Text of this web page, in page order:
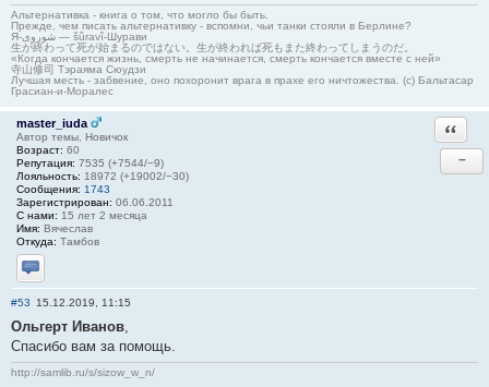
Альтернативка - книга о том, что могло бы быть.
Прежде, чем писать альтернативку - вспомни, чьи танки стояли в Берлине?
Я-شوروی — šûravî-Шурави
生が終わって死が始まるのではない。生が終われば死もまた終わってしまうのだ。
«Когда кончается жизнь, смерть не начинается, смерть кончается вместе с ней»
寺山修司 Тэраяма Сюудзи
Лучшая месть - забвение, оно похоронит врага в прахе его ничтожества. (с) Бальтасар
Грасиан-и-Моралес
master_iuda
Автор темы, Новичок
Возраст: 60
Репутация: 7535 (+7544/−9)
Лояльность: 18972 (+19002/−30)
Сообщения: 1743
Зарегистрирован: 06.06.2011
С нами: 15 лет 2 месяца
Имя: Вячеслав
Откуда: Тамбов
Отправить личное сообщение
−
#53 15.12.2019, 11:15
Ольгерт Иванов
Спасибо вам за помощь.
http://samlib.ru/s/sizow_w_n/